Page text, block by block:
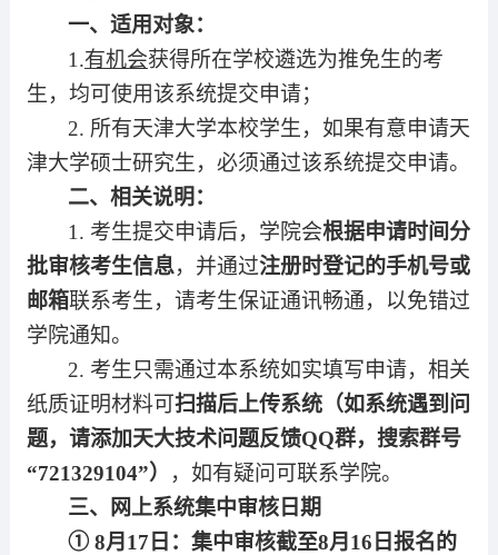
一、适用对象：
1.有机会获得所在学校遴选为推免生的考
生，均可使用该系统提交申请；
2. 所有天津大学本校学生，如果有意申请天
津大学硕士研究生，必须通过该系统提交申请。
二、相关说明：
1. 考生提交申请后，学院会根据申请时间分
批审核考生信息，并通过注册时登记的手机号或
邮箱联系考生，请考生保证通讯畅通，以免错过
学院通知。
2. 考生只需通过本系统如实填写申请，相关
纸质证明材料可 扫描后上传系统（如系统遇到问
题，请添加天大技术问题反馈QQ群，搜索群号
“721329104”）
，如有疑问可联系学院。
三、网上系统集中审核日期
① 8月17 日：集中审核截至8月16 日报名的